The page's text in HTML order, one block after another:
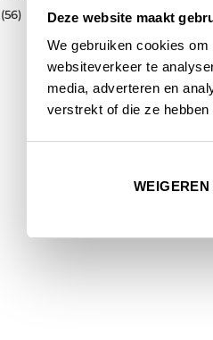
Deze website maakt
We gebruiken cookies
websiteverkeer te
media, adverteren en
verstrekt of die ze
WEIGEREN
(56)